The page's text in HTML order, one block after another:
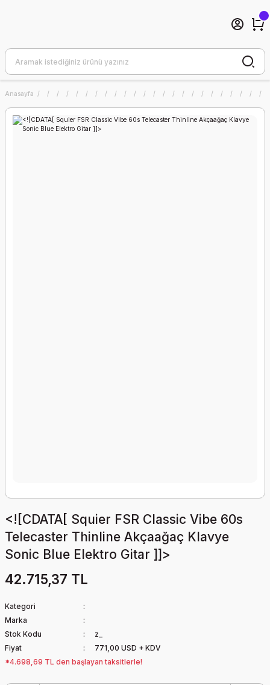
Anasayfa
<![CDATA[ Squier FSR Classic Vibe 60s
Telecaster Thinline Akçaağaç Klavye
Sonic Blue Elektro Gitar ]]>
42.715,37 TL
Kategori
Marka
Stok Kodu
z_
Fiyat
771,00 USD + KDV
*4.698,69 TL den başlayan taksitlerle!